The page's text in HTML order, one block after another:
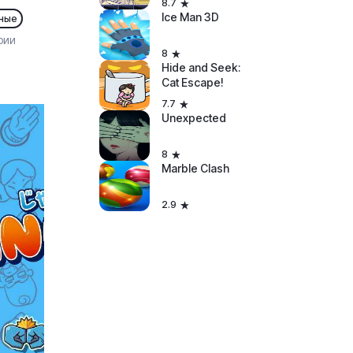
8.7
Ice Man 3D
8
Hide and Seek:
Cat Escape!
7.7
Unexpected
8
Marble Clash
2.9